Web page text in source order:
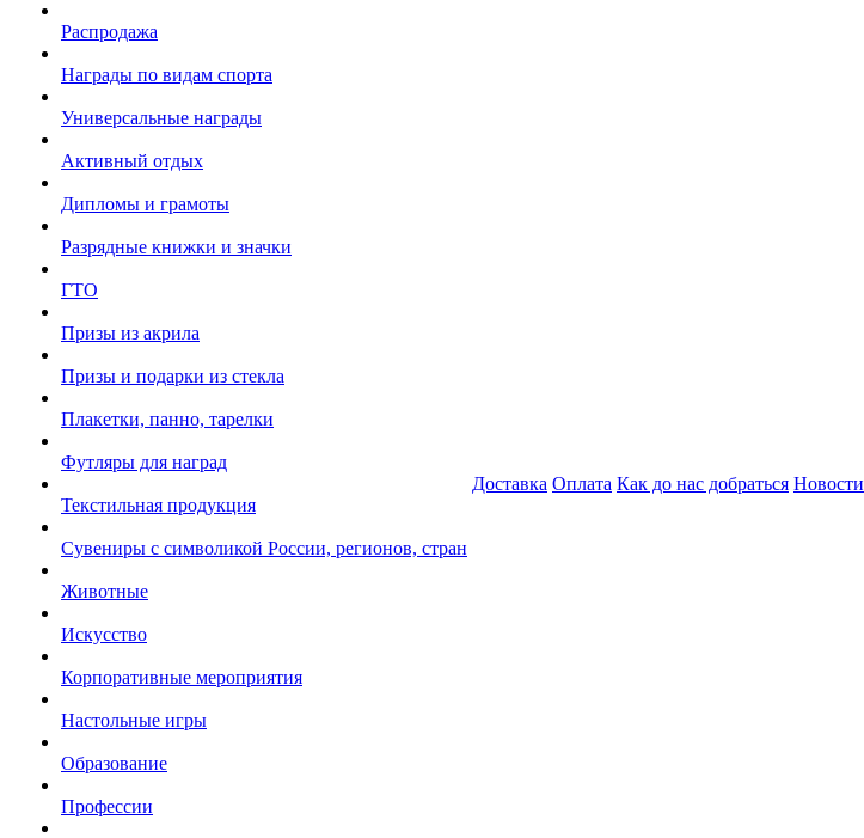
Распродажа
Награды по видам спорта
Универсальные награды
Активный отдых
Дипломы и грамоты
Разрядные книжки и значки
ГТО
Призы из акрила
Призы и подарки из стекла
Плакетки, панно, тарелки
Футляры для наград
Текстильная продукция
Сувениры с символикой России, регионов, стран
Животные
Искусство
Корпоративные мероприятия
Настольные игры
Образование
Профессии
Доставка Оплата Как до нас добраться Новости